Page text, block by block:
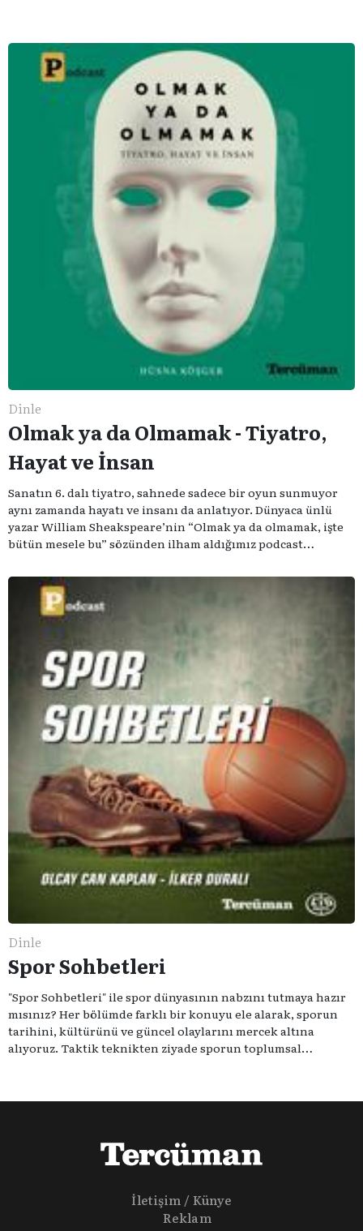
Dinle
Olmak ya da Olmamak - Tiyatro,
Hayat ve İnsan
Sanatın 6. dalı tiyatro, sahnede sadece bir oyun sunmuyor
aynı zamanda hayatı ve insanı da anlatıyor. Dünyaca ünlü
yazar William Sheakspeare’nin “Olmak ya da olmamak, işte
bütün mesele bu” sözünden ilham aldığımız podcast
konuşuyoruz..
Dinle
Spor Sohbetleri
"Spor Sohbetleri" ile spor dünyasının nabzını tutmaya hazır
mısınız? Her bölümde farklı bir konuyu ele alarak, sporun
tarihini, kültürünü ve güncel olaylarını mercek altına
alıyoruz. Taktik teknikten ziyade sporun toplumsal
göre.
İletişim / Künye
Reklam